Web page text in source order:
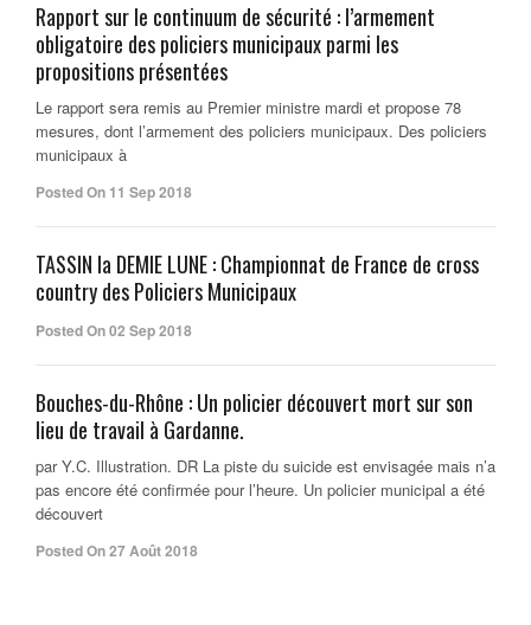
Rapport sur le continuum de sécurité : l’armement
obligatoire des policiers municipaux parmi les
propositions présentées
Le rapport sera remis au Premier ministre mardi et propose 78
mesures, dont l’armement des policiers municipaux. Des policiers
municipaux à
Posted On 11 Sep 2018
TASSIN la DEMIE LUNE : Championnat de France de cross
country des Policiers Municipaux
Posted On 02 Sep 2018
Bouches-du-Rhône : Un policier découvert mort sur son
lieu de travail à Gardanne.
par Y.C. Illustration. DR La piste du suicide est envisagée mais n’a
pas encore été confirmée pour l’heure. Un policier municipal a été
découvert
Posted On 27 Août 2018